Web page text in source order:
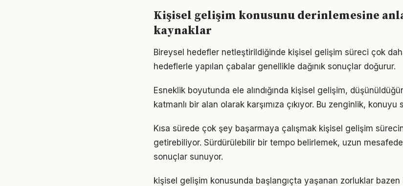
Kişisel gelişim konusunu derinlemesine
kaynaklar
Bireysel hedefler netleştirildiğinde kişisel gelişim süreci çok
hedeflerle yapılan çabalar genellikle dağınık sonuçlar doğurur.
Esneklik boyutunda ele alındığında kişisel gelişim,
katmanlı bir alan olarak karşımıza çıkıyor. Bu zenginlik, konuyu
Kısa sürede çok şey başarmaya çalışmak kişisel gelişim
getirebiliyor. Sürdürülebilir bir tempo belirlemek, uzun
sonuçlar sunuyor.
kişisel gelişim konusunda başlangıçta yaşanan zorluklar bazen